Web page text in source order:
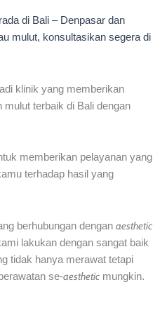
di Bali – Denpasar dan
mulut, konsultasikan segera di
klinik yang memberikan
mulut terbaik di Bali dengan
memberikan pelayanan yang
terhadap hasil yang
berhubungan dengan aesthetic
lakukan dengan sangat baik
tidak hanya merawat tetapi
se-aesthetic mungkin.